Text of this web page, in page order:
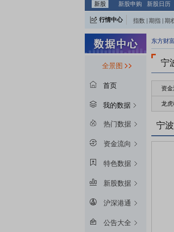
新股
新股申购 新股日历
行情中心 指数 期指 期
全景图
首页
我的数据
热门数据
资金流向
特色数据
新股数据
沪深港通
公告大全
东方财
宁
资金
龙
宁